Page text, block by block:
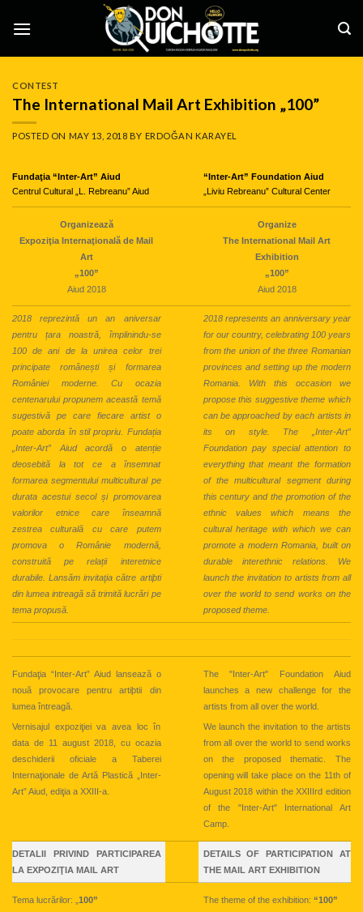
CONTEST
The International Mail Art Exhibition „100”
POSTED ON MAY 13, 2018 BY ERDOĞAN KARAYEL
Fundaţia “Inter-Art” Aiud
Centrul Cultural „L. Rebreanu” Aiud
“Inter-Art” Foundation Aiud
„Liviu Rebreanu” Cultural Center
Organizează
Expoziţia Internaţională de Mail
Art
„100”
Aiud 2018
Organize
The International Mail Art
Exhibition
„100”
Aiud 2018
2018 reprezintă un an aniversar
pentru țara noastră, împlinindu-se
100 de ani de la unirea celor trei
principate românești și formarea
României moderne. Cu ocazia
centenarului propunem această temă
sugestivă pe care fiecare artist o
poate aborda în stil propriu. Fundația
„Inter-Art” Aiud acordă o atenție
deosebită la tot ce a însemnat
formarea segmentului multicultural pe
durata acestui secol și promovarea
valorilor etnice care înseamnă
zestrea culturală cu care putem
promova o Românie modernă,
construită pe relații interetnice
durabile. Lansăm invitaţia către artiþti
din lumea intreagă să trimită lucrări pe
tema propusă.
2018 represents an anniversary year
for our country, celebrating 100 years
from the union of the three Romanian
provinces and setting up the modern
Romania. With this occasion we
propose this suggestive theme which
can be approached by each artists in
its on style. The „Inter-Art”
Foundation pay special attention to
everything that meant the formation
of the multicultural segment during
this century and the promotion of the
ethnic values which means the
cultural heritage with which we can
promote a modern Romania, built on
durable interethnic relations. We
launch the invitation to artists from all
over the world to send works on the
proposed theme.
Fundaţia “Inter-Art” Aiud lansează o
nouă provocare pentru artiþtii din
lumea întreagă.
Vernisajul expoziţiei va avea loc în
data de 11 august 2018, cu ocazia
deschiderii oficiale a Taberei
Internaţionale de Artă Plastică „Inter-
Art” Aiud, ediţia a XXIII-a.
The "Inter-Art" Foundation Aiud
launches a new challenge for the
artists from all over the world.
We launch the invitation to the artists
from all over the world to send works
on the proposed thematic. The
opening will take place on the 11th of
August 2018 within the XXIIIrd edition
of the "Inter-Art" International Art
Camp.
DETALII PRIVIND PARTICIPAREA
LA EXPOZIŢIA MAIL ART
DETAILS OF PARTICIPATION AT
THE MAIL ART EXHIBITION
Tema lucrărilor: „ 100” The theme of the exhibition: “100”